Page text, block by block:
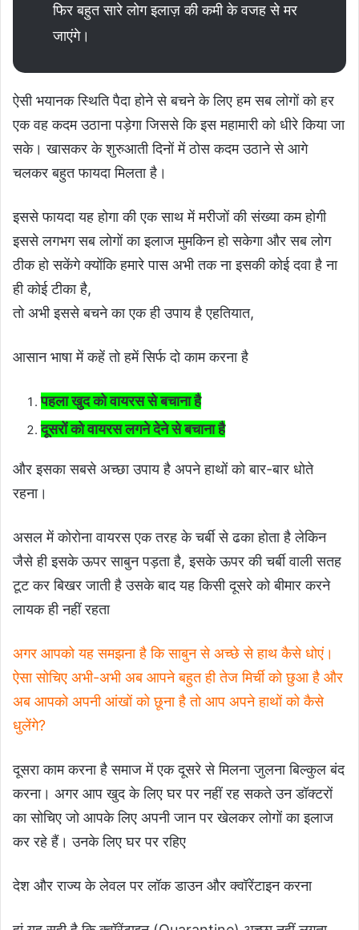
फिर बहुत सारे लोग इलाज़ की कमी के वजह से मर
जाएंगे।
ऐसी भयानक स्थिति पैदा होने से बचने के लिए हम सब लोगों को हर
एक वह कदम उठाना पड़ेगा जिससे कि इस महामारी को धीरे किया जा
सके। खासकर के शुरुआती दिनों में ठोस कदम उठाने से आगे
चलकर बहुत फायदा मिलता है।
इससे फायदा यह होगा की एक साथ में मरीजों की संख्या कम होगी
इससे लगभग सब लोगों का इलाज मुमकिन हो सकेगा और सब लोग
ठीक हो सकेंगे क्योंकि हमारे पास अभी तक ना इसकी कोई दवा है ना
ही कोई टीका है,
तो अभी इससे बचने का एक ही उपाय है एहतियात,
आसान भाषा में कहें तो हमें सिर्फ दो काम करना है
पहला खुद को वायरस से बचाना है
दूसरों को वायरस लगने देने से बचाना है
और इसका सबसे अच्छा उपाय है अपने हाथों को बार-बार धोते
रहना।
असल में कोरोना वायरस एक तरह के चर्बी से ढका होता है लेकिन
जैसे ही इसके ऊपर साबुन पड़ता है, इसके ऊपर की चर्बी वाली सतह
टूट कर बिखर जाती है उसके बाद यह किसी दूसरे को बीमार करने
लायक ही नहीं रहता
अगर आपको यह समझना है कि साबुन से अच्छे से हाथ कैसे धोएं।
ऐसा सोचिए अभी-अभी अब आपने बहुत ही तेज मिर्ची को छुआ है और
अब आपको अपनी आंखों को छूना है तो आप अपने हाथों को कैसे
धुलेंगे?
दूसरा काम करना है समाज में एक दूसरे से मिलना जुलना बिल्कुल बंद
करना। अगर आप खुद के लिए घर पर नहीं रह सकते उन डॉक्टरों
का सोचिए जो आपके लिए अपनी जान पर खेलकर लोगों का इलाज
कर रहे हैं। उनके लिए घर पर रहिए
देश और राज्य के लेवल पर लॉक डाउन और क्वॉरेंटाइन करना